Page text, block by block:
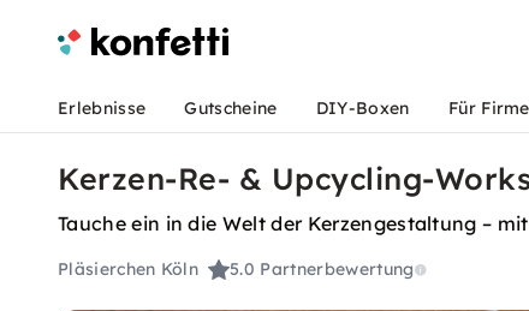
Erlebnisse Gutscheine DIY-Boxen Für
Kerzen-Re- & Upcycling-
Tauche ein in die Welt der Kerzengestaltung –
Pläsierchen Köln 5.0 Partnerbewertung